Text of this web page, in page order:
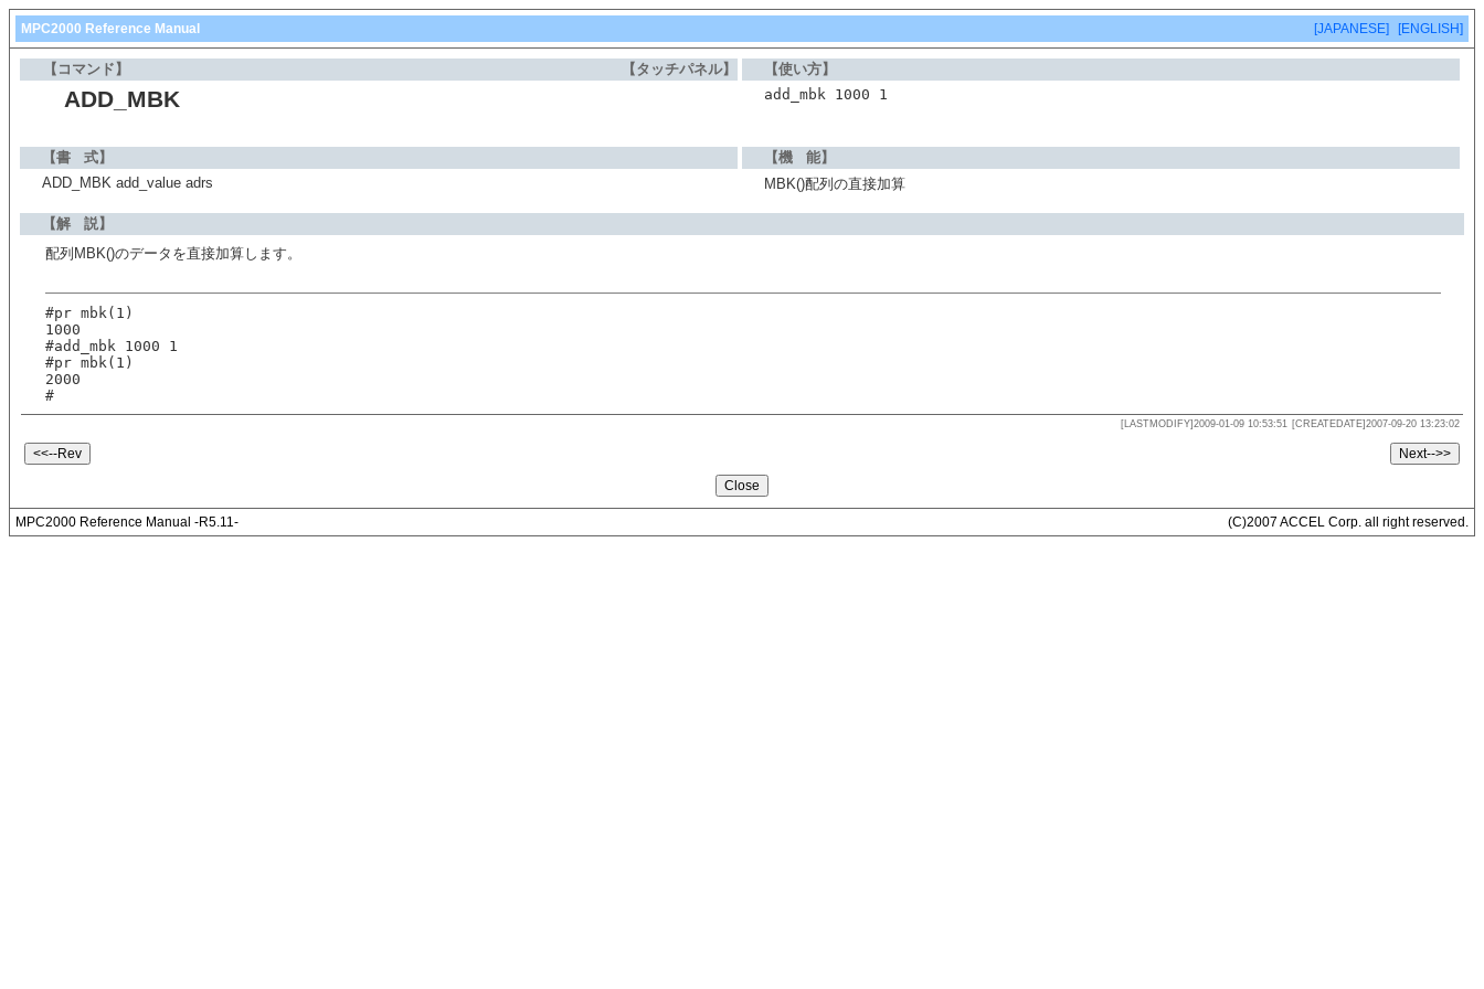
MPC2000 Reference Manual [JAPANESE] [ENGLISH]
【コマンド】 【タッチパネル】 【使い方】
ADD_MBK add_mbk 1000 1
【書 式】
【機 能】
ADD_MBK add_value adrs
MBK()配列の直接加算
【解 説】
配列MBK()のデータを直接加算します。
#pr mbk(1)
1000
#add_mbk 1000 1
#pr mbk(1)
2000
#
[LASTMODIFY]2009-01-09 10:53:51 [CREATEDATE]2007-09-20 13:23:02
MPC2000 Reference Manual -R5.11- (C)2007 ACCEL Corp. all right reserved.